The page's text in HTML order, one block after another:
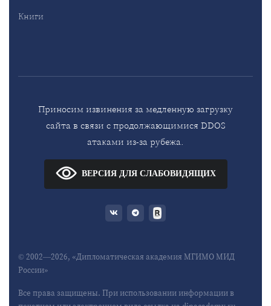
Книги
Приносим извинения за медленную загрузку
сайта в связи с продолжающимися DDOS
атаками из-за рубежа.
ВЕРСИЯ ДЛЯ СЛАБОВИДЯЩИХ
© 2002—2026, «Дипломатическая академия МГИМО МИД
России»
Все права защищены. При использовании информации в